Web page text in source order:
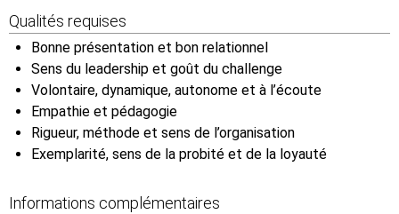
Qualités requises
Bonne présentation et bon relationnel
Sens du leadership et goût du challenge
Volontaire, dynamique, autonome et à l’écoute
Empathie et pédagogie
Rigueur, méthode et sens de l’organisation
Exemplarité, sens de la probité et de la loyauté
Informations complémentaires